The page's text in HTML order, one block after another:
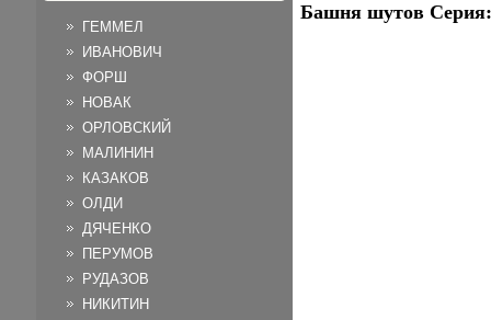
ГЕММЕЛ
ИВАНОВИЧ
ФОРШ
НОВАК
ОРЛОВСКИЙ
МАЛИНИН
КАЗАКОВ
ОЛДИ
ДЯЧЕНКО
ПЕРУМОВ
РУДАЗОВ
НИКИТИН
Башня шутов